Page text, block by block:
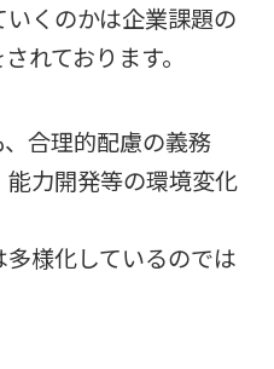
くのかは企業課題の
れております。
合理的配慮の義務
力開発等の環境変化
様化しているのでは